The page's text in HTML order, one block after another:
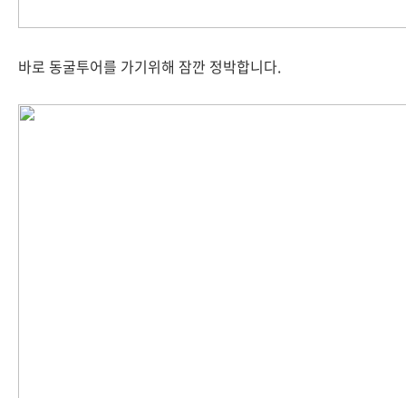
바로 동굴투어를 가기위해 잠깐 정박합니다.